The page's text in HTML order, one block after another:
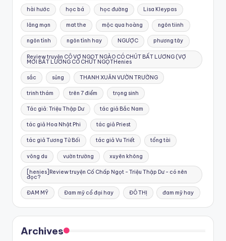
hài hước học bá học đường Lisa Kleypas
lãng mạn mat the mộc qua hoàng ngôn tiinh
ngôn tình ngôn tình hay NGƯỢC phương tây
Review truyện CÔ VỢ NGỌT NGÀO CÓ CHÚT BẤT LƯƠNG (VỢ
MỚI BẤT LƯƠNG CÓ CHÚT NGỌTHenies
sắc sủng THANH XUÂN VƯỜN TRƯỜNG
trinh thám trên 7 điểm trọng sinh
Tác giả: Triệu Thập Dư tác giả Bắc Nam
tác giả Hoa Nhật Phi tác giả Priest
tác giả Tương Tử Bối tác giả Vu Triết tổng tài
võng du vườn trường xuyên không
[henies]Review truyện Cố Chấp Ngọt - Triệu Thập Dư - có nên
đọc?
ĐAM MỸ Đam mỹ cổ đại hay ĐÔ THỊ đam mỹ hay
Archives